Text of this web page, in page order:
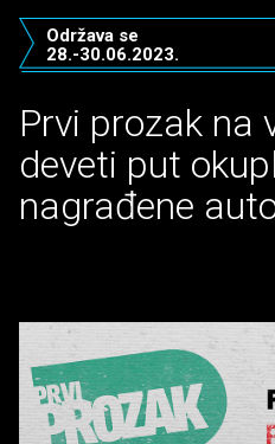
Prvi prozak na
deveti put
nagrađene
Održava se
28.-30.06.2023.